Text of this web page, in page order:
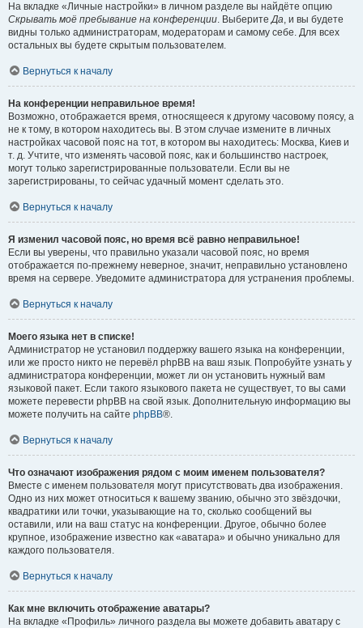
На вкладке «Личные настройки» в личном разделе вы найдёте опцию
Скрывать моё пребывание на конференции. ВыберитеДа, и вы будете
видны только администраторам, модераторам и самому себе. Для всех
остальных вы будете скрытым пользователем.
Вернуться к началу
На конференции неправильное время!
Возможно, отображается время, относящееся к другому часовому поясу, а
не к тому, в котором находитесь вы. В этом случае измените в личных
настройках часовой пояс на тот, в котором вы находитесь: Москва, Киев и
т. д. Учтите, что изменять часовой пояс, как и большинство настроек,
могут только зарегистрированные пользователи. Если вы не
зарегистрированы, то сейчас удачный момент сделать это.
Вернуться к началу
Я изменил часовой пояс, но время всё равно неправильное!
Если вы уверены, что правильно указали часовой пояс, но время
отображается по-прежнему неверное, значит, неправильно установлено
время на сервере. Уведомите администратора для устранения проблемы.
Вернуться к началу
Моего языка нет в списке!
Администратор не установил поддержку вашего языка на конференции,
или же просто никто не перевёл phpBB на ваш язык. Попробуйте узнать у
администратора конференции, может ли он установить нужный вам
языковой пакет. Если такого языкового пакета не существует, то вы сами
можете перевести phpBB на свой язык. Дополнительную информацию вы
можете получить на сайте phpBB®.
Вернуться к началу
Что означают изображения рядом с моим именем пользователя?
Вместе с именем пользователя могут присутствовать два изображения.
Одно из них может относиться к вашему званию, обычно это звёздочки,
квадратики или точки, указывающие на то, сколько сообщений вы
оставили, или на ваш статус на конференции. Другое, обычно более
крупное, изображение известно как «аватара» и обычно уникально для
каждого пользователя.
Вернуться к началу
Как мне включить отображение аватары?
На вкладке «Профиль» личного раздела вы можете добавить аватару с